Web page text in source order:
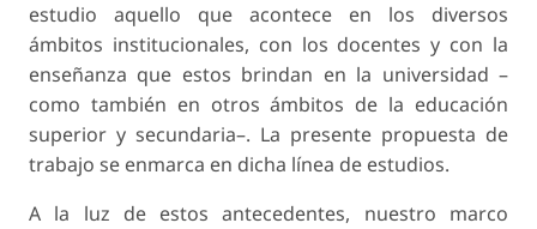
estudio aquello que acontece en los diversos
ámbitos institucionales, con los docentes y con la
enseñanza que estos brindan en la universidad –
como también en otros ámbitos de la educación
superior y secundaria–. La presente propuesta de
trabajo se enmarca en dicha línea de estudios.
A la luz de estos antecedentes, nuestro marco